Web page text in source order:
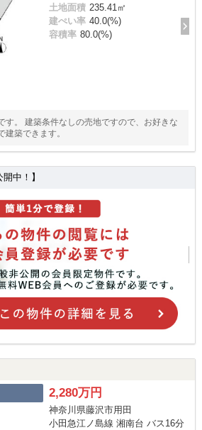
土地面積 235.41㎡
建ぺい率 40.0(%)
容積率 80.0(%)
す。 建築条件なしの売地ですので、お好きな
築できます。
中！】
2,280万円
神奈川県藤沢市用田
小田急江ノ島線 湘南台 バス16分